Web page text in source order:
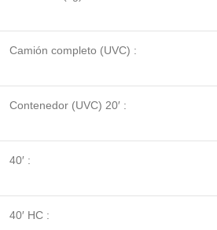
Camión completo (UVC) :
Contenedor (UVC) 20′ :
40′ :
40′ HC :